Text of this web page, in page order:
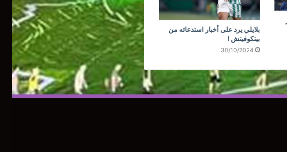
بلايلي يرد على أخبار استدعائه من
بيتكوفيتش !
30/10/2024